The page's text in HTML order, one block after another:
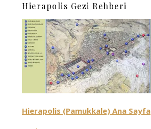
Hierapolis Gezi Rehberi
Hierapolis (Pamukkale) Ana Sayfa